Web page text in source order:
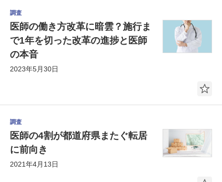
調査
医師の働き方改革に暗雲？施行ま
で1年を切った改革の進捗と医師
の本音
2023年5月30日
調査
医師の4割が都道府県またぐ転居
に前向き
2021年4月13日